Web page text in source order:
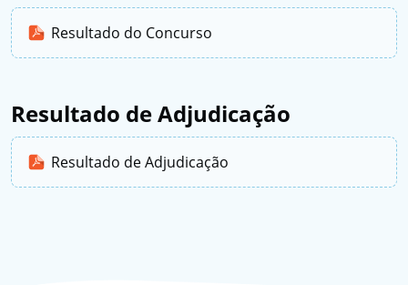
Resultado do Concurso
Resultado de Adjudicação
Resultado de Adjudicação